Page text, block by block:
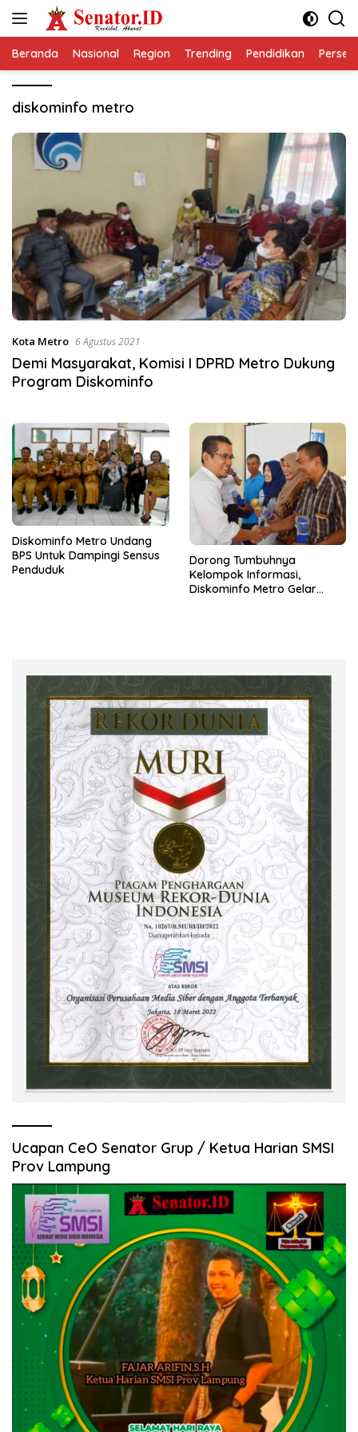
Beranda Nasional Region Trending Pendidikan
diskominfo metro
Kota Metro 6 Agustus 2021
Demi Masyarakat, Komisi I DPRD Metro Dukung
Program Diskominfo
Diskominfo Metro Undang
BPS Untuk Dampingi Sensus
Penduduk
Dorong Tumbuhnya
Kelompok Informasi,
Diskominfo Metro Gelar
Ucapan CeO Senator Grup / Ketua Harian SMSI
Prov Lampung